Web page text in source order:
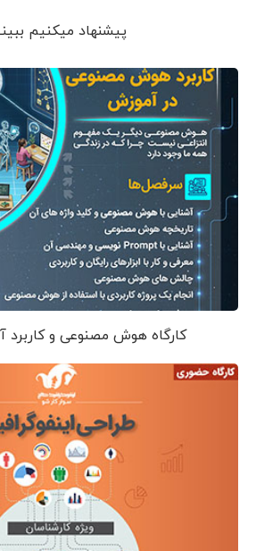
پیشنهاد می‎کنیم ببینید
کارگاه هوش مصنوعی و کاربرد